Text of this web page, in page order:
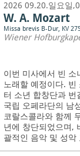
2026 09.20.일요일
W. A. Mozart
Missa brevis B-Dur, KV
Wiener
이번 미사에서 빈 소
노래할 예정이다. 빈
터 소년 합창단과 번
국립 오페라단의 남
코랄스콜라와 함께
년에 창단되었으며,
괄적인 음악 및 성악